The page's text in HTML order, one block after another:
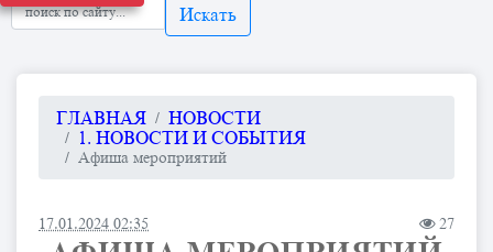
Искать
ГЛАВНАЯ
НОВОСТИ
1. НОВОСТИ И СОБЫТИЯ
Афиша мероприятий
17.01.2024 02:35 27